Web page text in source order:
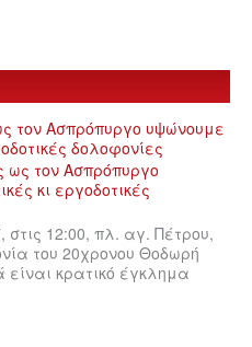
τον Ασπρόπυργο υψώνουμε
δολοφονίες
12:00, πλ. αγ. Πέτρου,
του 20χρονου Θοδωρή
κρατικό έγκλημα